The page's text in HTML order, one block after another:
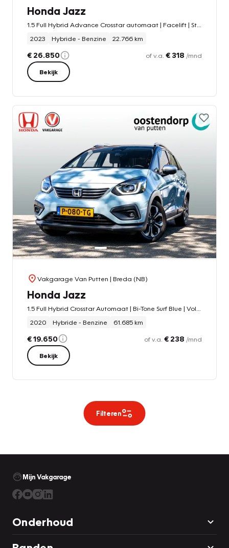
Honda Jazz
2023
Hybride - Benzine 22.766 km
€ 26.850 of v.a. € 318 /mnd
Bekijk
Vakgarage Van Putten | Breda (NB)
Honda Jazz
2020
Hybride - Benzine 61.685 km
€ 19.650 of v.a. € 238 /mnd
Bekijk
Filteren
Mijn Vakgarage
Onderhoud